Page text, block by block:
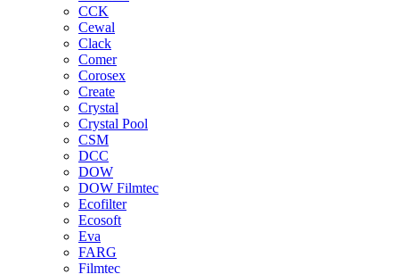
CCK
Cewal
Clack
Comer
Corosex
Create
Crystal
Crystal Pool
CSM
DCC
DOW
DOW Filmtec
Ecofilter
Ecosoft
Eva
FARG
Filmtec